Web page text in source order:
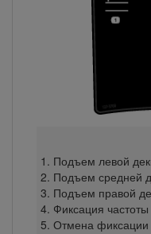
Подъем левой
Подъем средней
Подъем правой
Фиксация
Отмена фиксации